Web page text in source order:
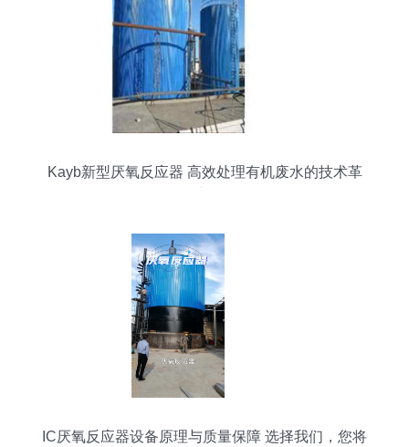
Kayb新型厌氧反应器 高效处理有机废水的技术革
IC厌氧反应器设备原理与质量保障 选择我们，您将